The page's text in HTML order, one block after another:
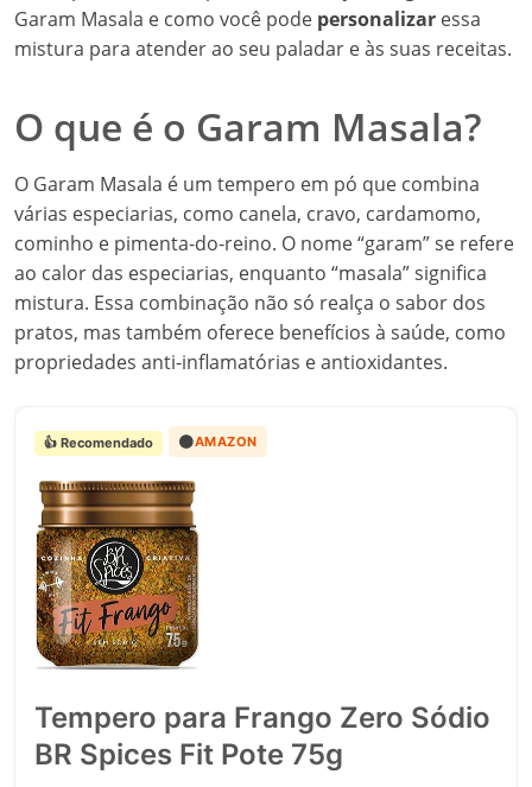
Garam Masala e como você pode personalizar essa
mistura para atender ao seu paladar e às suas receitas.
O que é o Garam Masala?
O Garam Masala é um tempero em pó que combina
várias especiarias, como canela, cravo, cardamomo,
cominho e pimenta-do-reino. O nome “garam” se refere
ao calor das especiarias, enquanto “masala” significa
mistura. Essa combinação não só realça o sabor dos
pratos, mas também oferece benefícios à saúde, como
propriedades anti-inflamatórias e antioxidantes.
👍 Recomendado 🟠AMAZON
Tempero para Frango Zero Sódio
BR Spices Fit Pote 75g